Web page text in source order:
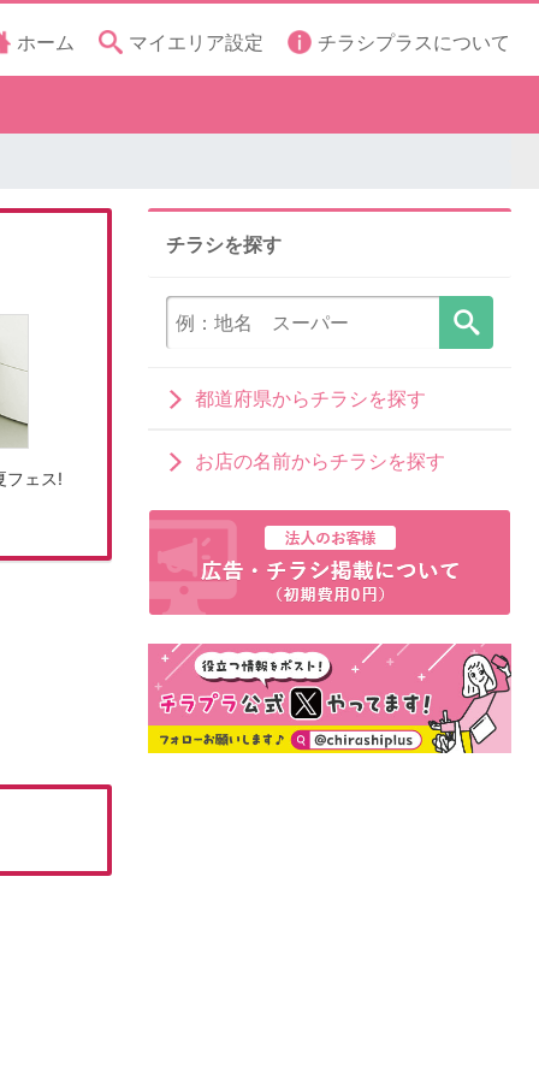
ホーム マイエリア設定 チラシプラスについて
フェス!
チラシを探す
都道府県からチラシを探す
お店の名前からチラシを探す